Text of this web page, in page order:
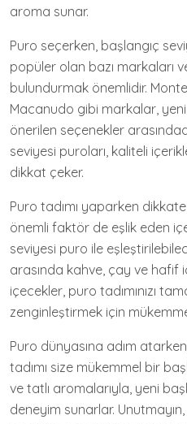
aroma sunar.
Puro seçerken, başlangıç
popüler olan bazı markaları
bulundurmak önemlidir.
Macanudo gibi markalar,
önerilen seçenekler
seviyesi puroları, kaliteli
dikkat çeker.
Puro tadımı yaparken
önemli faktör de eşlik eden
seviyesi puro ile
arasında kahve, çay ve hafif
içecekler, puro tadımınızı
zenginleştirmek için
Puro dünyasına adım
tadımı size mükemmel bir
ve tatlı aromalarıyla, yeni
deneyim sunarlar.